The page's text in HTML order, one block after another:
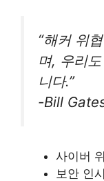
“해커 위
며, 우리
니다.”
-Bill
사이버
보안 인